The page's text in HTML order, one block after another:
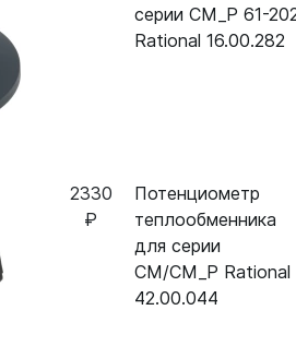
серии CM_P 61-
Rational 16.00.282
2330
₽
Потенциометр
теплообменника
для серии
CM/CM_P Rational
42.00.044